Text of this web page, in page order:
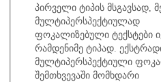
პირველი ტიპის მსგავსად,
მულტიპერსპექტიულად
ფოკალიზებული ტექსტები
რამდენიმე ტიპად.
მულტიპერსპექტიული
შემთხვევაში მომხდარი